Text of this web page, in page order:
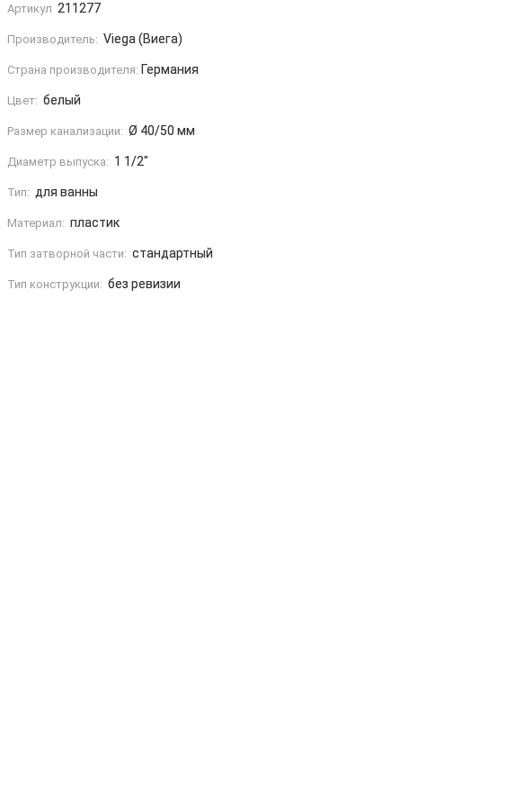
Артикул 211277
Производитель: Viega (Виега)
Страна производителя: Германия
Цвет: белый
Размер канализации: Ø 40/50 мм
Диаметр выпуска: 1 1/2"
Тип: для ванны
Материал: пластик
Тип затворной части: стандартный
Тип конструкции: без ревизии